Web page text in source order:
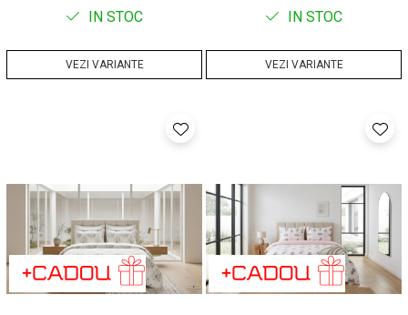
IN STOC
VEZI VARIANTE
IN STOC
VEZI VARIANTE